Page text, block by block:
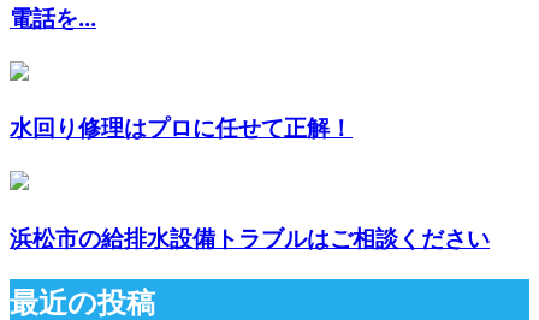
電話を...
水回り修理はプロに任せて正解！
浜松市の給排水設備トラブルはご相談ください
最近の投稿